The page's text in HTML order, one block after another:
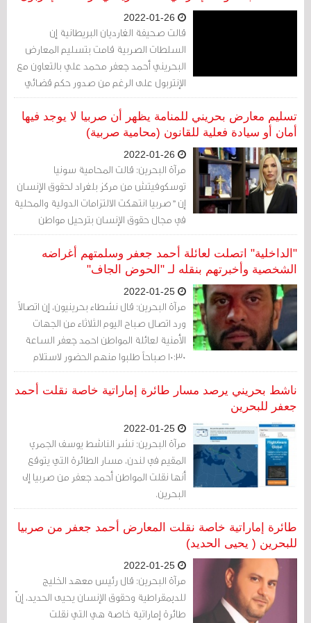
قالت صحيفة الغارديان البريطانية إن
السلطات الصربية قامت بتسليم المعارض
البحريني أحمد جعفر محمد علي بالتعاون مع
الإنتربول على الرغم من صدور حكم قضائي
من المحكمة الأوروبية لحقوق الإنسان، وذلك
في أول اختبار للشرطة الدولية برئاسة ضابط
إماراتي رفيع.
تسليم معارض بحريني للمنامة يظهر أن صربيا لا يوجد فيها
أمان أو سيادة فعلية للقانون (محامية صربية)
مرآة البحرين: قالت المحامية سونيا
توسكوفيتش من مركز بلغراد لحقوق الإنسان
إن "صربيا انتهكت الالتزامات الدولية والمحلية
في مجال حقوق الإنسان بترحيل مواطن
بحريني إلى وطنه على الرغم من الحكم
المؤقت الصادر عن المحكمة الأوروبية لحقوق
الإنسان.
"الداخلية" اتصلت لعائلة أحمد جعفر وسلمتهم أغراضه
الشخصية وأخبرتهم بنقله لـ "الحوض الجاف"
مرآة البحرين: قال نشطاء بحرينيون، إن اتصالاً
ورد اتصال صباح اليوم الثلاثاء من الجهات
الأمنية لعائلة المواطن احمد جعفر الساعة
10:30 صباحاً طلبوا منهم الحضور لاستلام
أغراضه الشخصية من مكتب التحقيقات
الجنائية بالعدلية.
ناشط بحريني يرصد مسار طائرة إماراتية خاصة نقلت أحمد
جعفر للبحرين
مرآة البحرين: نشر الناشط يوسف الجمري
المقيم في لندن، مسار الطائرة التي يتوقع
أنها نقلت المواطن أحمد جعفر من صربيا إلى
البحرين.
طائرة إماراتية خاصة نقلت المعارض أحمد جعفر من صربيا
للبحرين ( يحيى الحديد)
مرآة البحرين: قال رئيس معهد الخليج
للديمقراطية وحقوق الإنسان يحيى الحديد، إنّ
طائرة إماراتية خاصة هي التي نقلت